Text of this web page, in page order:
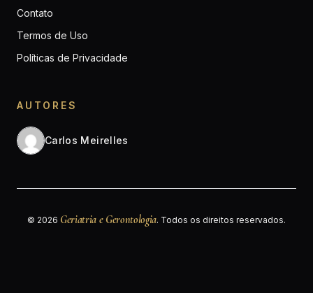
Contato
Termos de Uso
Políticas de Privacidade
AUTORES
Carlos Meirelles
© 2026 Geriatria e Gerontologia. Todos os direitos reservados.